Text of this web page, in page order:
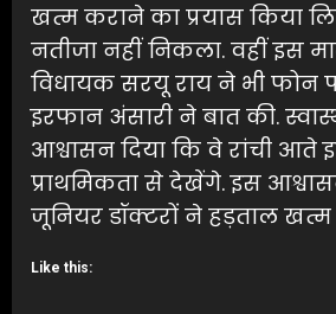
खत्म कराने का प्रयास किया
नतीजा नहीं निकला. वहीं इस
विधायक सरयू राय ने भी फोन
इरफान अंसारी ने बात की.
आश्वासन दिया कि वे रांची आते
प्राथमिकता से देखेंगे. इस
जूनियर डॉक्टरों ने हड़ताल खत्म
Like this: